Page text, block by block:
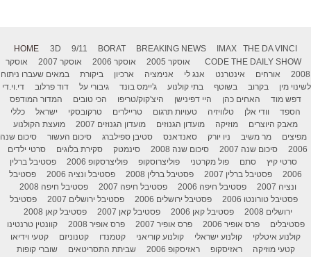
HOME 3D 9/11 BORAT BREAKING NEWS IMAX
THE DA VINCI
CODE THE DAILY SHOW אוסקר 2005 אוסקר 2006 אוסקר 2007
אוסקר
2008
אורחים אינטרנט אנג לי אנימציה ארכיון ביקורת
במאים שעברו ניתוח
לשינוי מין
בקרוב בשוטף בתי קולנוע ג'יימס בונד גיבורי על דוד פרלוב
די.וי.די
דפש מוד
האחים כהן היי דפינישן היצ'קוק/טריפו הכי טובים
המדור המודפס
הספד
וודי אלן טלוויזיה טעויות תרגום טריילרים טרקובסקי ישראל
כללי
מאבק היוצרים
מוזיקה מועדון הגנוזים מועדון הגנוזים 2007
מועצת הקולנוע
מפיצים
מר משיב ניו יורק סאנדאנס סטיבן ספילברג סיכום העשור
סיכום שנה
2006
סיכום שנה 2007 סיכום שנה 2008 סינמטק סקירת בלוגים
סרטי ילדים
סרטי קיץ
סתם פול מקרטני פוליצרוסקופ פוליצרסקופ 2006
פסטיבל ברלין
2006
פסטיבל ברלין 2007 פסטיבל ברלין 2008 פסטיבל ונציה 2006
פסטיבל
ונציה 2007
פסטיבל חיפה 2006 פסטיבל חיפה 2007
פסטיבל חיפה 2008
פסטיבל טורונטו 2006
פסטיבל ירושלים 2006 פסטיבל ירושלים 2007
פסטיבל
ירושלים 2008
פסטיבל קאן 2006 פסטיבל קאן 2007
פסטיבל קאן 2008
פסטיבלים
פרס אופיר 2006 פרס אופיר 2007 פרס אופיר 2008
קוונטין טרנטינו
קולנוע איטלקי
קולנוע ישראלי קולנוע קוריאני קטמנדו קטנוניזם
קטעי וידיאו
קטעי מוזיקה
ראזיסקופ ראזיסקופ 2006 שביתת התסריטאים שוברי קופות